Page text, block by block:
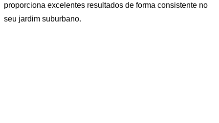
proporciona excelentes resultados de forma consistente no
seu jardim suburbano.